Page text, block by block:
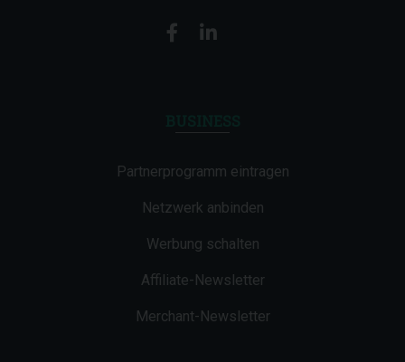
Partnerprogramm eintragen
Netzwerk anbinden
Werbung schalten
Affiliate-Newsletter
Merchant-Newsletter